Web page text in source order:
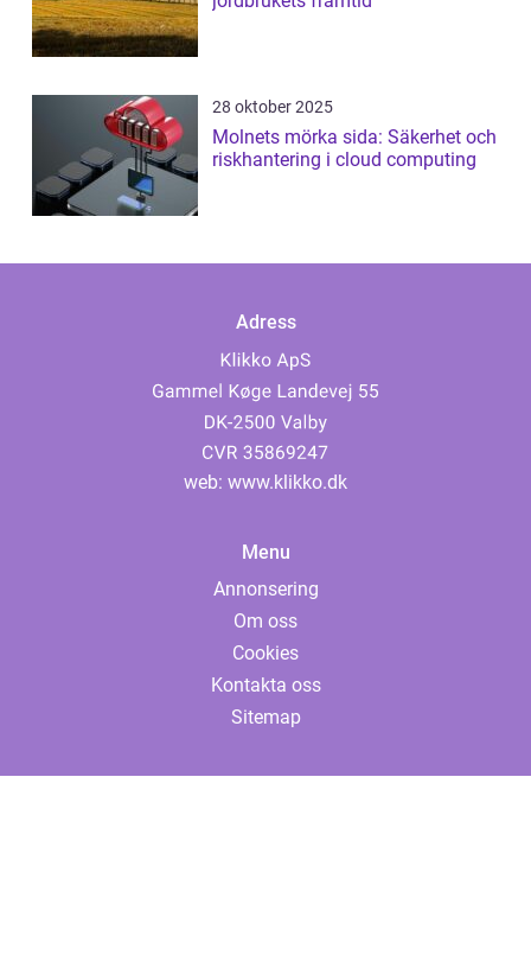
28 oktober 2025
Molnets mörka sida: Säkerhet och
riskhantering i cloud computing
Adress
web: www.klikko.dk
Menu
Annonsering
Om oss
Cookies
Kontakta oss
Sitemap